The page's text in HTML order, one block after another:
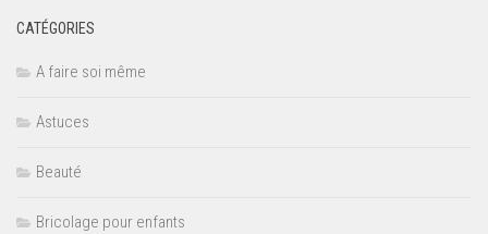
CATÉGORIES
A faire soi même
Astuces
Beauté
Bricolage pour enfants